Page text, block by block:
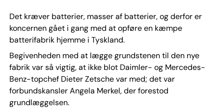
Det kræver batterier, masser af batterier, og derfor er
koncernen gået i gang med at opføre en kæmpe
batterifabrik hjemme i Tyskland.
Begivenheden med at lægge grundstenen til den nye
fabrik var så vigtig, at ikke blot Daimler- og Mercedes-
Benz-topchef Dieter Zetsche var med; det var
forbundskansler Angela Merkel, der forestod
grundlæggelsen.